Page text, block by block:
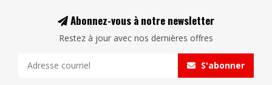
Abonnez-vous à notre newsletter
Restez à jour avec nos dernières offres
S'abonner